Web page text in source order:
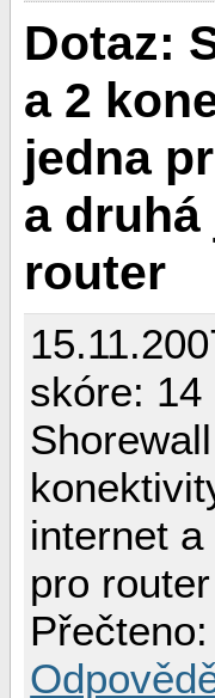
Dotaz:
a 2
jedna
a
router
skóre: 14
internet
pro router